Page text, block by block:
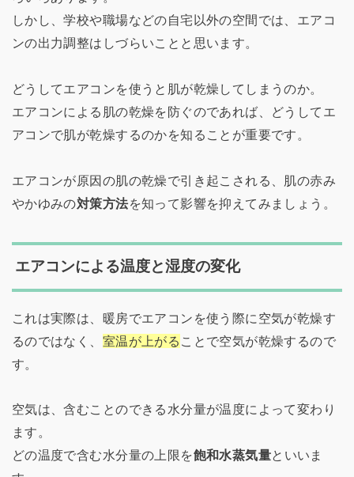
しかし、学校や職場などの自宅以外の空間では、エアコ
ンの出力調整はしづらいことと思います。
どうしてエアコンを使うと肌が乾燥してしまうのか。
エアコンによる肌の乾燥を防ぐのであれば、どうしてエ
アコンで肌が乾燥するのかを知ることが重要です。
エアコンが原因の肌の乾燥で引き起こされる、肌の赤み
やかゆみの対策方法を知って影響を抑えてみましょう。
エアコンによる温度と湿度の変化
これは実際は、暖房でエアコンを使う際に空気が乾燥す
るのではなく、 室温が上がる ことで空気が乾燥するので
す。
空気は、含むことのできる水分量が温度によって変わり
ます。
どの温度で含む水分量の上限を飽和水蒸気量といいま